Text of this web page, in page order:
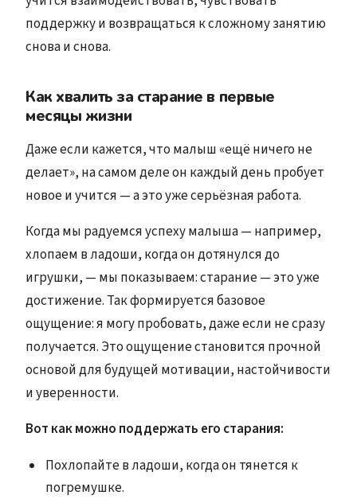
поддержку и возвращаться к сложному занятию
снова и снова.
Как хвалить за старание в первые
месяцы жизни
Даже если кажется, что малыш «ещё ничего не
делает», на самом деле он каждый день пробует
новое и учится — а это уже серьёзная работа.
Когда мы радуемся успеху малыша — например,
хлопаем в ладоши, когда он дотянулся до
игрушки, — мы показываем: старание — это уже
достижение. Так формируется базовое
ощущение: я могу пробовать, даже если не сразу
получается. Это ощущение становится прочной
основой для будущей мотивации, настойчивости
и уверенности.
Вот как можно поддержать его старания:
Похлопайте в ладоши, когда он тянется к
погремушке.